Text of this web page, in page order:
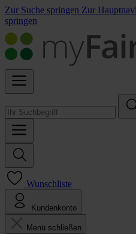
Zur Suche springen Zur
springen
Wunschliste
Kundenkonto
Menü schließen